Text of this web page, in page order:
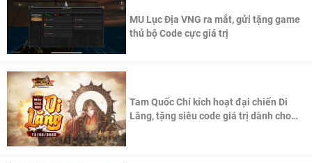
MU Lục Địa VNG ra mắt, gửi tặng game
thủ bộ Code cực giá trị
Tam Quốc Chí kích hoạt đại chiến Di
Lăng, tặng siêu code giá trị dành cho